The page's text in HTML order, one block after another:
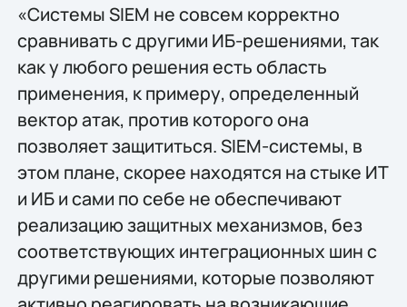
«Системы SIEM не совсем корректно
сравнивать с другими ИБ-решениями, так
как у любого решения есть область
применения, к примеру, определенный
вектор атак, против которого она
позволяет защититься. SIEM-системы, в
этом плане, скорее находятся на стыке ИТ
и ИБ и сами по себе не обеспечивают
реализацию защитных механизмов, без
соответствующих интеграционных шин с
другими решениями, которые позволяют